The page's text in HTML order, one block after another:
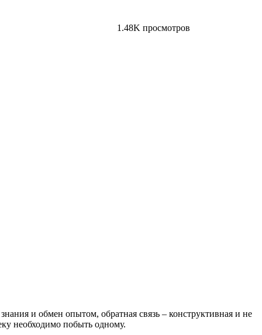
1.48K просмотров
и обмен опытом, обратная связь – конструктивная и не
необходимо побыть одному.